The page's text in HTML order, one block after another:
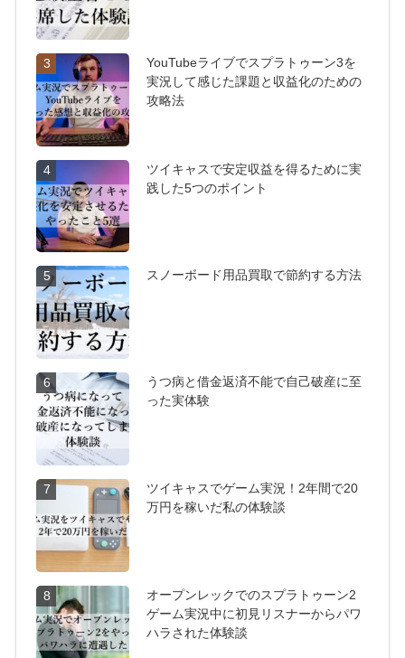
3
YouTubeライブでスプラトゥーン3を
実況して感じた課題と収益化のための
攻略法
4
ツイキャスで安定収益を得るために実
践した5つのポイント
5 スノーボード用品買取で節約する方法
6
うつ病と借金返済不能で自己破産に至
った実体験
7
ツイキャスでゲーム実況！2年間で20
万円を稼いだ私の体験談
8
オープンレックでのスプラトゥーン2
ゲーム実況中に初見リスナーからパワ
ハラされた体験談